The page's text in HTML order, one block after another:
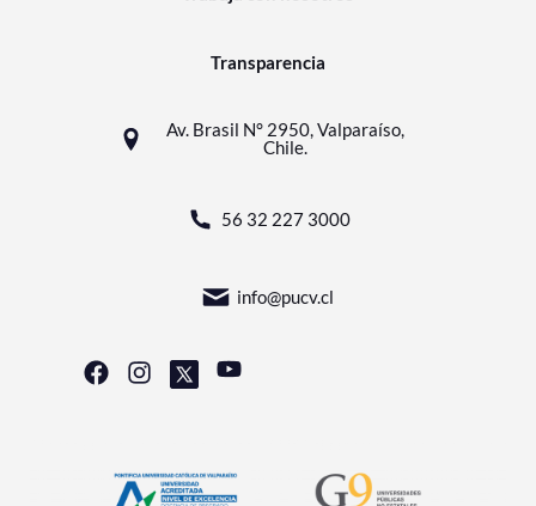
Transparencia
Av. Brasil N° 2950, Valparaíso,
Chile.
56 32 227 3000
info@pucv.cl